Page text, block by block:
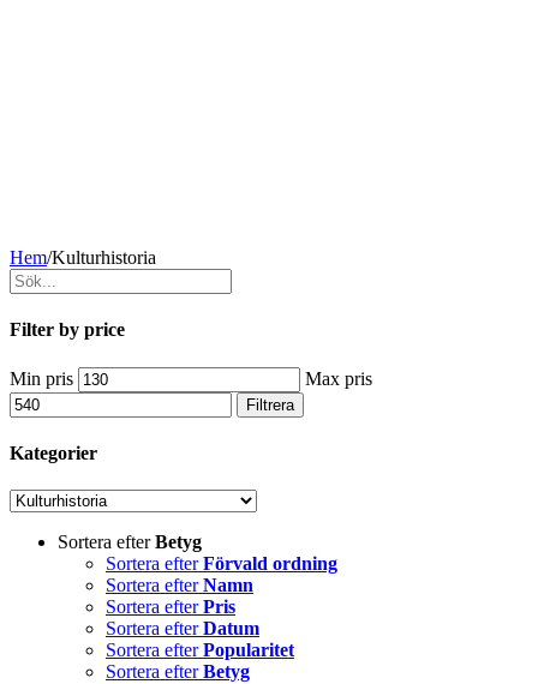
Hem/Kulturhistoria
Filter by price
Min pris Max pris
Filtrera
Kategorier
Sortera efterBetyg
Sortera efterFörvald ordning
Sortera efterNamn
Sortera efterPris
Sortera efterDatum
Sortera efterPopularitet
Sortera efterBetyg